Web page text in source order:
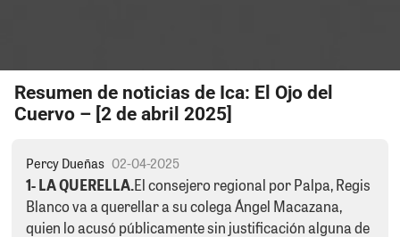
Resumen de noticias de Ica: El Ojo del
Cuervo – [2 de abril 2025]
Percy Dueñas 02-04-2025
1- LA QUERELLA.El consejero regional por Palpa, Regis
Blanco va a querellar a su colega Ángel Macazana,
quien lo acusó públicamente sin justificación alguna de